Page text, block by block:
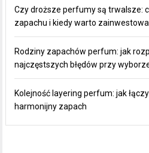
Czy droższe perfumy są trwalsze:
zapachu i kiedy warto
Rodziny zapachów perfum: jak
najczęstszych błędów przy
Kolejność layering perfum: jak
harmonijny zapach